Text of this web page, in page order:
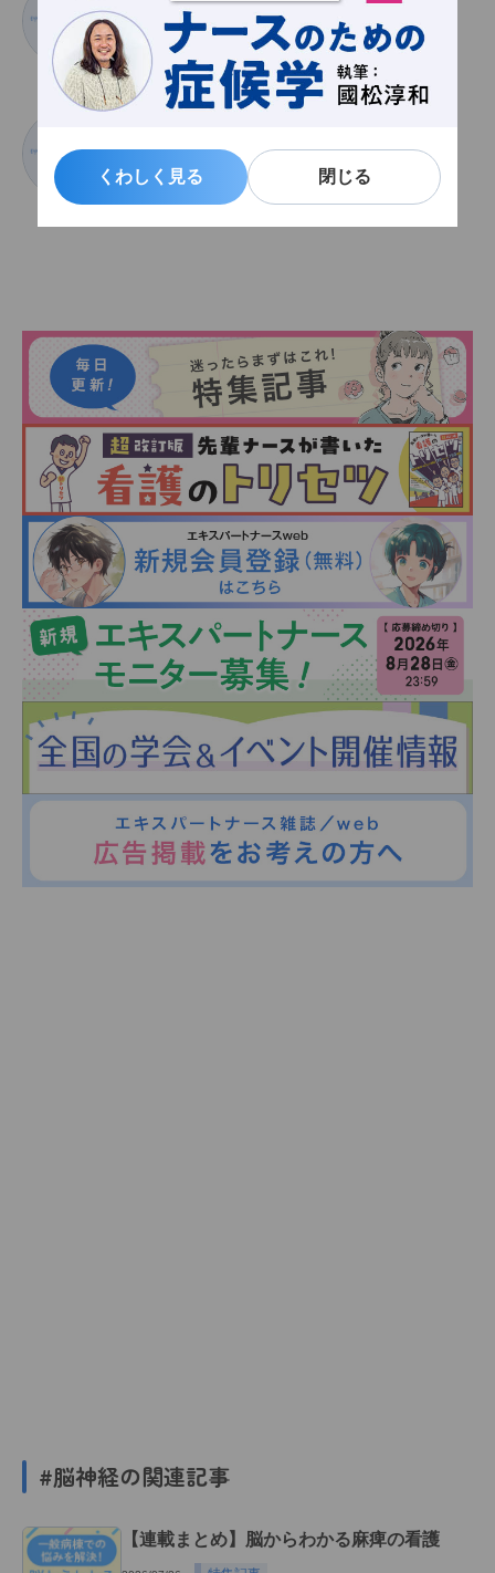
くわしく見る 閉じる
くわしく見る 閉じる
さにーふぉるむまーと
SUNNY.FORMMART
#脳神経の関連記事
【連載まとめ】脳からわかる麻痺の看護